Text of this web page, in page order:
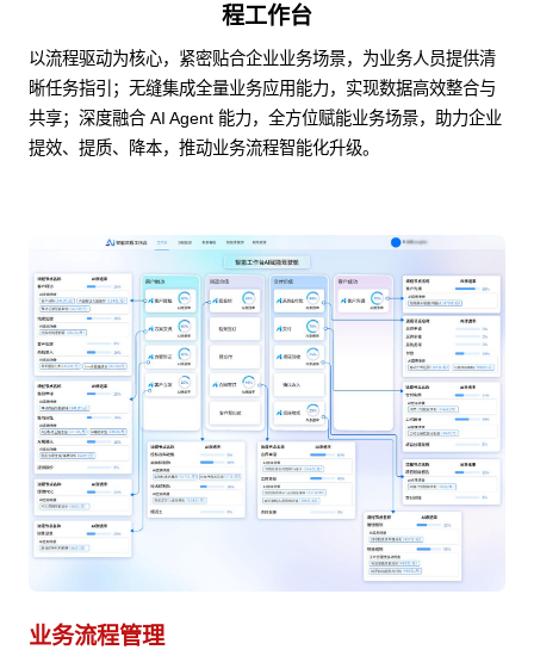
程工作台
以流程驱动为核心，紧密贴合企业业务场景，为业务人员提供清
晰任务指引；无缝集成全量业务应用能力，实现数据高效整合与
共享；深度融合 AI Agent 能力，全方位赋能业务场景，助力企业
提效、提质、降本，推动业务流程智能化升级。
业务流程管理